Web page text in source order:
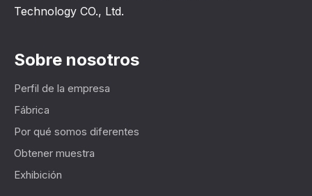
Technology CO., Ltd.
Sobre nosotros
Perfil de la empresa
Fábrica
Por qué somos diferentes
Obtener muestra
Exhibición